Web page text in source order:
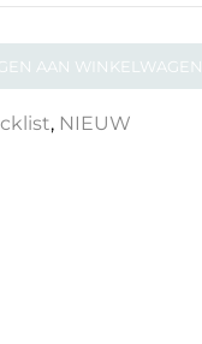
AAN WINKELWAGEN
, NIEUW